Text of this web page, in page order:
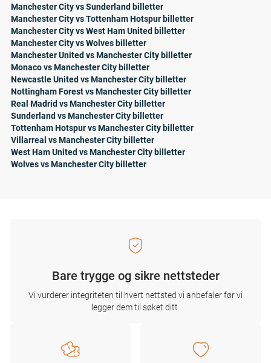
Manchester City vs Sunderland billetter
Manchester City vs Tottenham Hotspur billetter
Manchester City vs West Ham United billetter
Manchester City vs Wolves billetter
Manchester United vs Manchester City billetter
Monaco vs Manchester City billetter
Newcastle United vs Manchester City billetter
Nottingham Forest vs Manchester City billetter
Real Madrid vs Manchester City billetter
Sunderland vs Manchester City billetter
Tottenham Hotspur vs Manchester City billetter
Villarreal vs Manchester City billetter
West Ham United vs Manchester City billetter
Wolves vs Manchester City billetter
Bare trygge og sikre nettsteder
Vi vurderer integriteten til hvert nettsted vi anbefaler før vi
legger dem til søket ditt.